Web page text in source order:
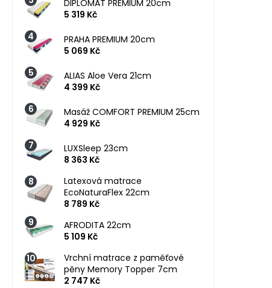
DIPLOMAT PREMIUM 20cm
5 319 Kč
PRAHA PREMIUM 20cm
5 069 Kč
ALIAS Aloe Vera 21cm
4 399 Kč
Masáž COMFORT PREMIUM 25cm
4 929 Kč
LUXSleep 23cm
8 363 Kč
Latexová matrace
EcoNaturaFlex 22cm
8 789 Kč
AFRODITA 22cm
5 109 Kč
Vrchní matrace z paměťové
pěny Memory Topper 7cm
2 747 Kč